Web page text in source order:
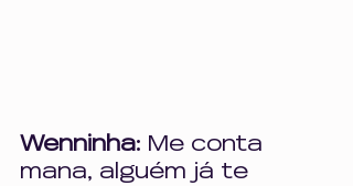
Wenninha: Me conta
mana, alguém já te